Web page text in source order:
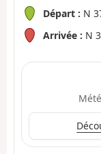
Départ : N
Arrivée : N